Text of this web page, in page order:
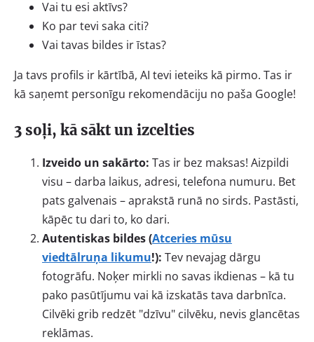
Vai tu esi aktīvs?
Ko par tevi saka citi?
Vai tavas bildes ir īstas?
Ja tavs profils ir kārtībā, AI tevi ieteiks kā pirmo. Tas ir
kā saņemt personīgu rekomendāciju no paša Google!
3 soļi, kā sākt un izcelties
Izveido un sakārto: Tas ir bez maksas! Aizpildi
visu – darba laikus, adresi, telefona numuru. Bet
pats galvenais – aprakstā runā no sirds. Pastāsti,
kāpēc tu dari to, ko dari.
Autentiskas bildes (Atceries mūsu
viedtālruņa likumu!): Tev nevajag dārgu
fotogrāfu. Noķer mirkli no savas ikdienas – kā tu
pako pasūtījumu vai kā izskatās tava darbnīca.
Cilvēki grib redzēt "dzīvu" cilvēku, nevis glancētas
reklāmas.